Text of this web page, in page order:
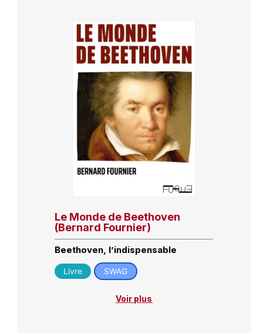
Le Monde de Beethoven
(Bernard Fournier)
Beethoven, l’indispensable
Livre SWAG
Voir plus